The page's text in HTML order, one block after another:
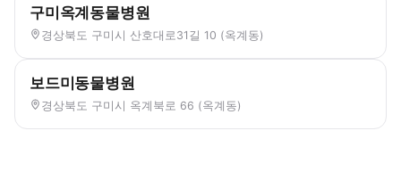
구미옥계동물병원
경상북도 구미시 산호대로31길 10 (옥계동)
보드미동물병원
경상북도 구미시 옥계북로 66 (옥계동)